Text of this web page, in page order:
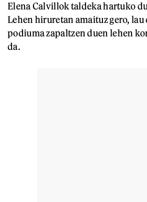
Elena Calvillok taldeka hartuko
Lehen hiruretan amaituz gero,
podiuma zapaltzen duen lehen
da.